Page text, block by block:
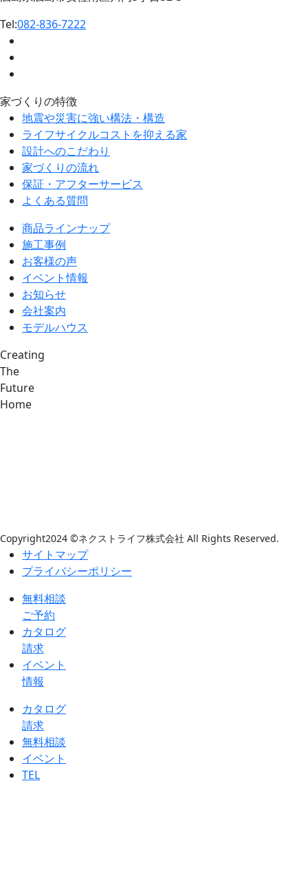
Tel:082-836-7222
家づくりの特徴
地震や災害に強い構法・構造
ライフサイクルコストを抑える家
設計へのこだわり
家づくりの流れ
保証・アフターサービス
よくある質問
商品ラインナップ
施工事例
お客様の声
イベント情報
お知らせ
会社案内
モデルハウス
Creating
The
Future
Home
Copyright2024 ©ネクストライフ株式会社 All Rights Reserved.
サイトマップ
プライバシーポリシー
無料相談
ご予約
カタログ
請求
イベント
情報
カタログ
請求
無料相談
イベント
TEL